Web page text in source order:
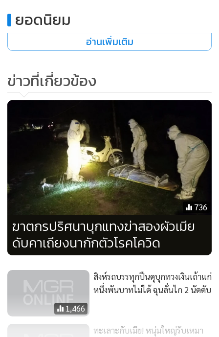
ของออกจากร้านมาเก็บที่รถกระบะของตนเอง ช่วงนั้นเองนายส
รายุก็เดินเข้าไปขอคุยกับผู้เสียหาย แต่ น.ส.พรไม่พูดด้วย
พยายามเบี่ยงตัวหลบ เป็นช่วงเดียวกันกับที่คนร้ายเดินหันหลัง
ลง ซึ่งตนจะเข้าไปห้ามแต่ก็กลัวเพราะคนร้ายมีมีดยาว หลังจาก
นั้นนายสรายุก็ขับรถหลบหนีออกไปจากที่เกิดเหตุ
ด้านนายเลิศคูณ บุญสละ อายุ 26 ปี แฟนหนุ่มของ น.ส.พร
คนร้ายนั้น อดีตเป็นช่างแอร์ที่รับซ่อมงานในเครือร้านพิซซ่าที่
จังหวัดอุดรธานี ทำให้รู้จักกับแฟนสาวของตนขณะไปทำงานอยู่
ที่นั่น ต่อมาเมื่อ 3 เดือนก่อน น.ส.พรขอย้ายมาอยู่ที่สาขาจังหวัด
ยโสธร นายสรายุก็ตามมาก่อกวนรังควานถึงขนาดจี้จับตัว น.ส.พร
เข้ารีสอร์ต แต่ น.ส.พรหนีออกมาได้ และแจ้งตำรวจให้มาจับ แต่
ยอดนิยม
อ่านเพิ่มเติม
ข่าวที่เกี่ยวข้อง
736
ฆาตกรปริศนาบุกแทงฆ่าสองผัวเมีย
ดับคาเถียงนากักตัวโรคโควิด
1,466
สิงห์รถบรรทุกปืนดุบุกทวงเงินเถ้าแก่
หนึ่งพันบาทไม่ได้ ฉุนลั่นไก 2 นัดดับ
ทะเลาะกับเมีย! หนุ่มใหญ่รับเหมา